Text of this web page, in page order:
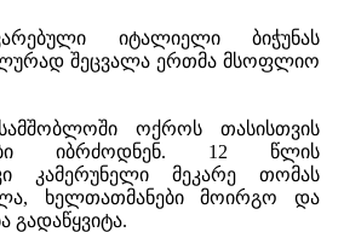
იტალიელი ბიჭუნას
შეცვალა ერთმა მსოფლიო
ოქროს თასისთვის
იბრძოდნენ. 12 წლის
კამერუნელი მეკარე თომას
ხელთათმანები მოირგო და
გადაწყვიტა.